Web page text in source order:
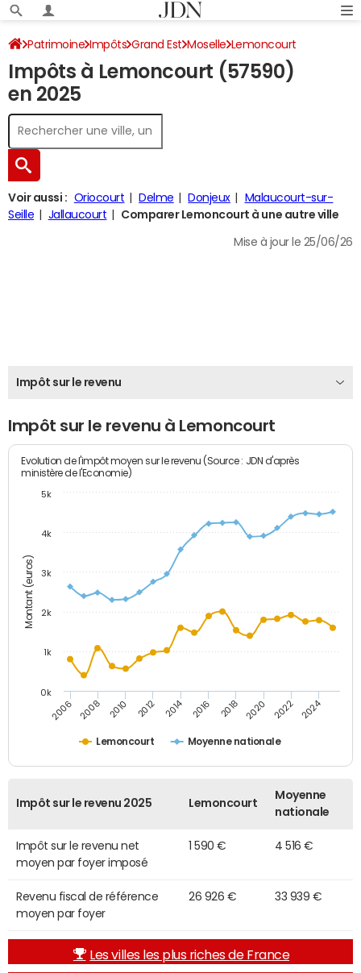
Patrimoine Impôts Grand Est Moselle Lemoncourt
Impôt sur le revenu
Impôts à Lemoncourt (57590)
en 2025
Voir aussi : Oriocourt Delme Donjeux
Malaucourt-sur-
Seille
Jallaucourt Comparer Lemoncourt à une autre ville
Mise à jour le 25/06/26
Impôt sur le revenu
Impôt sur le revenu à Lemoncourt
Montant (euros)
Evolution de l'impôt moyen sur le revenu (Source : JDN d'après
ministère de l'Economie)
Lemoncourt Moyenne nationale
2006 2008 2010 2012 2014 2016 2018 2020 2022 2024
0k
1k
2k
3k
4k
5k
Impôt sur le revenu 2025 Lemoncourt
Moyenne
nationale
Impôt sur le revenu net
moyen par foyer imposé
1 590 € 4 516 €
Revenu fiscal de référence
moyen par foyer
26 926 € 33 939 €
Les villes les plus riches de France